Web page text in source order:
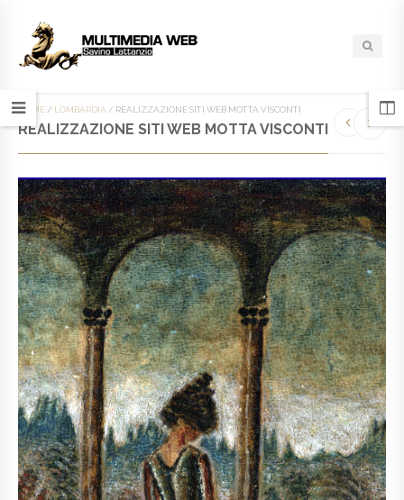
HOME / LOMBARDIA / REALIZZAZIONE SITI WEB MOTTA VISCONTI
REALIZZAZIONE SITI WEB MOTTA VISCONTI